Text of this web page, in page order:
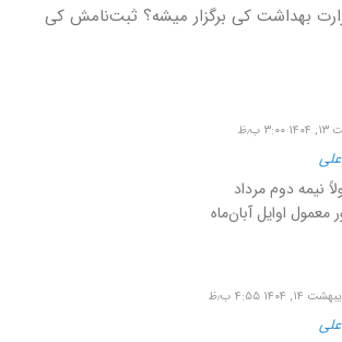
بهداشت کی برگزار میشه؟ ثبت‌نامش کی
ب٫ظ
علی
نیمه دوم مرداد
معمول اوایل آبان‌ماه
۱۴, ۱۴۰۴ ۴:۵۵ ب٫ظ
علی